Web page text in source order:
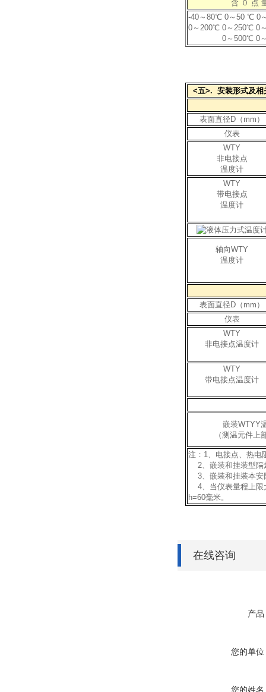
含 ０ 点
-40～80℃ 0～50 ℃ 0
0～200℃ 0～250℃ 0
0～500℃ 0
<五>. 安装形式及相
表面直径D（mm）
仪表
WTY
非电接点
温度计
WTY
带电接点
温度计
轴向WTY
温度计
表面直径D（mm）
仪表
WTY
非电接点温度计
WTY
带电接点温度计
嵌装WTYY
（测温元件上
注：1、电接点、热电
2、嵌装和挂装型隔
3、嵌装和挂装本安
4、当仪表量程上限
h=60毫米。
在线咨询
产品
您的单位
您的姓名